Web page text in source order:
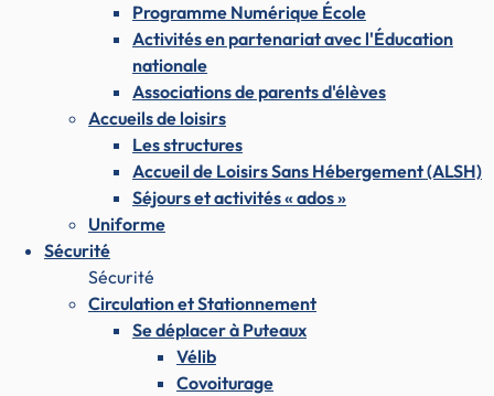
Programme Numérique École
Activités en partenariat avec l'Éducation
nationale
Associations de parents d'élèves
Accueils de loisirs
Les structures
Accueil de Loisirs Sans Hébergement (ALSH)
Séjours et activités « ados »
Uniforme
Sécurité
Sécurité
Circulation et Stationnement
Se déplacer à Puteaux
Vélib
Covoiturage